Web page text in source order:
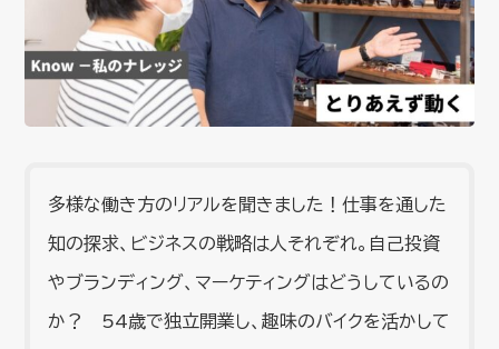
多様な働き方のリアルを聞きました！仕事を通した
知の探求、ビジネスの戦略は人それぞれ。自己投資
やブランディング、マーケティングはどうしているの
か？ 54歳で独立開業し、趣味のバイクを活かして